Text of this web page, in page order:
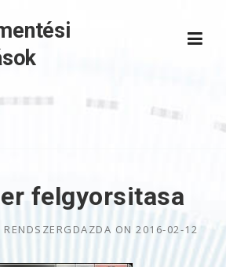
felgyorsitasa
RENDSZERGDAZDA ON 2016-02-12